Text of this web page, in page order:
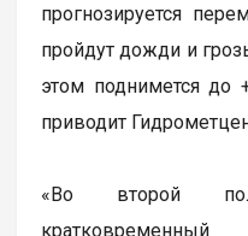
прогнозируется
пройдут дожди и
этом поднимется до
приводит
«Во второй